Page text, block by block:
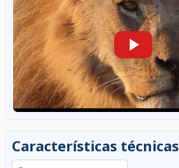
Características técnicas
Buscar en las características